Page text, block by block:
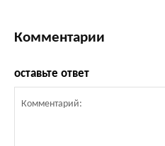
Комментарии
оставьте ответ